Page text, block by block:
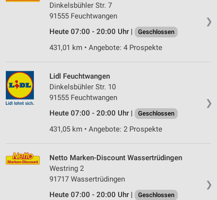
❯
Dinkelsbühler Str. 7
91555 Feuchtwangen
Heute 07:00 - 20:00 Uhr |
Geschlossen
431,01 km • Angebote: 4 Prospekte
❯
Lidl Feuchtwangen
Dinkelsbühler Str. 10
91555 Feuchtwangen
Heute 07:00 - 20:00 Uhr |
Geschlossen
431,05 km • Angebote: 2 Prospekte
❯
Netto Marken-Discount Wassertrüdingen
Westring 2
91717 Wassertrüdingen
Heute 07:00 - 20:00 Uhr |
Geschlossen